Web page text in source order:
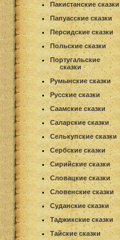
Пакистанские сказки
Папуасские сказки
Персидские сказки
Польские сказки
Португальские
сказки
Румынские сказки
Русские сказки
Саамские сказки
Саларские сказки
Селькупские сказки
Сербские сказки
Сирийские сказки
Словацкие сказки
Словенские сказки
Суданские сказки
Таджикские сказки
Тайские сказки